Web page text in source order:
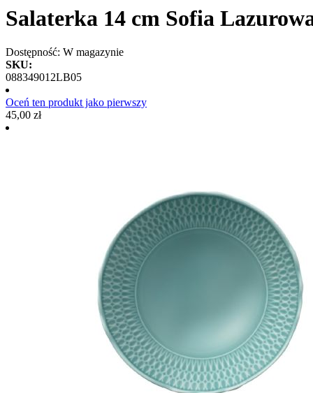
Salaterka 14 cm Sofia
Dostępność: W magazynie
SKU:
088349012LB05
Oceń ten produkt jako pierwszy
45,00 zł